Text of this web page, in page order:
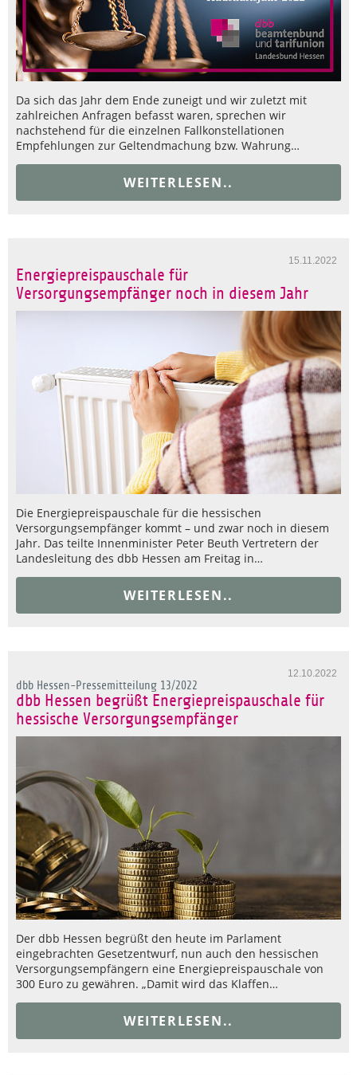
Da sich das Jahr dem Ende zuneigt und wir zuletzt mit
zahlreichen Anfragen befasst waren, sprechen wir
nachstehend für die einzelnen Fallkonstellationen
Empfehlungen zur Geltendmachung bzw. Wahrung…
WEITERLESEN..
15.11.2022
Energiepreispauschale für
Versorgungsempfänger noch in diesem Jahr
Die Energiepreispauschale für die hessischen
Versorgungsempfänger kommt – und zwar noch in diesem
Jahr. Das teilte Innenminister Peter Beuth Vertretern der
Landesleitung des dbb Hessen am Freitag in…
WEITERLESEN..
12.10.2022
dbb Hessen-Pressemitteilung 13/2022
dbb Hessen begrüßt Energiepreispauschale für
hessische Versorgungsempfänger
Der dbb Hessen begrüßt den heute im Parlament
eingebrachten Gesetzentwurf, nun auch den hessischen
Versorgungsempfängern eine Energiepreispauschale von
300 Euro zu gewähren. „Damit wird das Klaffen…
WEITERLESEN..